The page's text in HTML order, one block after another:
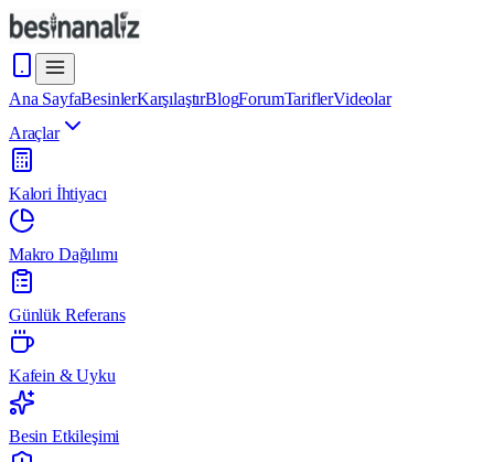
Ana SayfaBesinlerKarşılaştırBlogForumTariflerVideolar
Araçlar
Kalori İhtiyacı
Makro Dağılımı
Günlük Referans
Kafein & Uyku
Besin Etkileşimi